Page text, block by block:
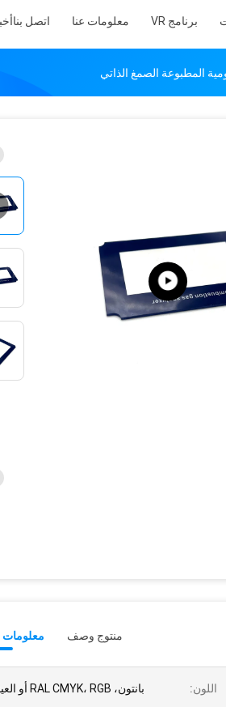
برنامج VR معلومات عنا اتصل بنا
المطبوعة الصمغ الذاتي
معلومات منتوج وصف
اللون: بانتون، RAL CMYK، RGB أو العينات